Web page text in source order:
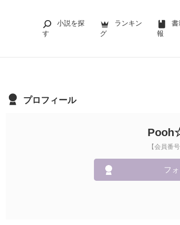
小説を探
す
ランキン
グ
書
報
プロフィール
【会員番
フ